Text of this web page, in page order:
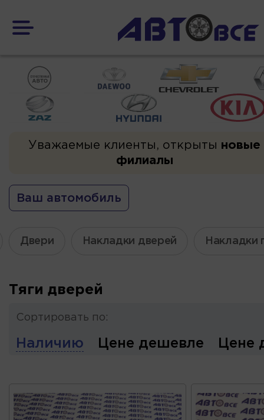
Уважаемые клиенты, открыты новые
филиалы
Ваш автомобиль
Двери Накладки дверей Накладки
Тяги дверей
Сортировать по:
Наличию Цене дешевле Цене